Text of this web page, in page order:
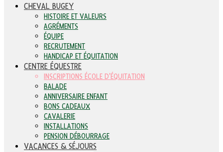
CHEVAL BUGEY
HISTOIRE ET VALEURS
AGRÉMENTS
ÉQUIPE
RECRUTEMENT
HANDICAP ET ÉQUITATION
CENTRE ÉQUESTRE
INSCRIPTIONS ÉCOLE D'ÉQUITATION
BALADE
ANNIVERSAIRE ENFANT
BONS CADEAUX
CAVALERIE
INSTALLATIONS
PENSION DÉBOURRAGE
VACANCES & SÉJOURS